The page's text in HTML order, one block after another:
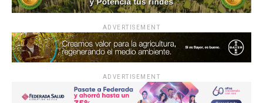
ADVERTISEMENT
ADVERTISEMENT